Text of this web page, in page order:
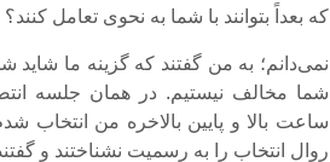
که بعداً بتوانند با شما به نحوی تعامل کنند؟
نمی‌دانم؛ به من گفتند که گزینه ما شاید
ساعت بالا و پایین بالاخره من انتخاب
روال انتخاب را به رسمیت نشناختند و